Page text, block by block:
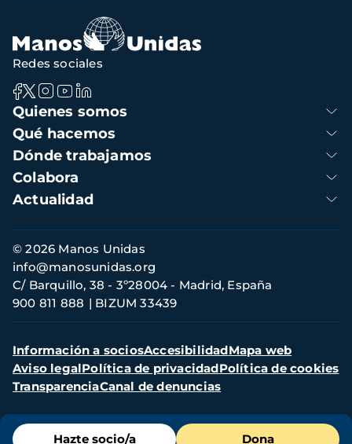
Menú
Hazte socio/a Dona
Navegación
principal
Quienes somos
Qué hacemos
Dónde trabajamos
Colabora
Actualidad
Redes sociales
Información
de
contacto
© 2026 Manos Unidas
C/ Barquillo, 38 - 3º28004 - Madrid, España
900 811 888
BIZUM 33439
info@manosunidas.org
Menú
secundario
Información a sociosAccesibilidadMapa web
Aviso legalPolítica de privacidadPolítica de cookies
TransparenciaCanal de denuncias